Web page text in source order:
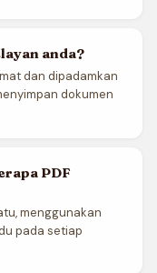
anda?
dan dipadamkan
dokumen
PDF
menggunakan
pada setiap